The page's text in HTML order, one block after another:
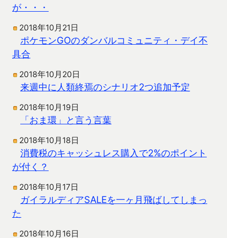
が・・・
2018年10月21日
ポケモンGOのダンバルコミュニティ・デイ不
具合
2018年10月20日
来週中に人類終焉のシナリオ2つ追加予定
2018年10月19日
「おま環」と言う言葉
2018年10月18日
消費税のキャッシュレス購入で2%のポイント
が付く？
2018年10月17日
ガイラルディアSALEを一ヶ月飛ばしてしまっ
た
2018年10月16日